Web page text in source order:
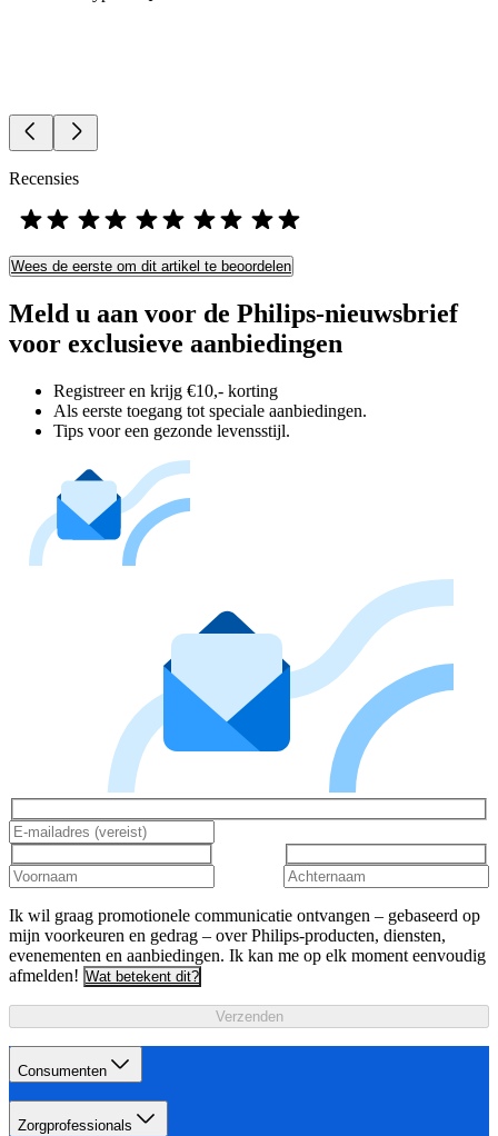
Recensies
Wees de eerste om dit artikel te beoordelen
Meld u aan voor de Philips-nieuwsbrief
voor exclusieve aanbiedingen
Registreer en krijg €10,- korting
Als eerste toegang tot speciale aanbiedingen.
Tips voor een gezonde levensstijl.
Ik wil graag promotionele communicatie ontvangen – gebaseerd op
mijn voorkeuren en gedrag – over Philips-producten, diensten,
evenementen en aanbiedingen. Ik kan me op elk moment eenvoudig
afmelden! Wat betekent dit?
Verzenden
Consumenten
Zorgprofessionals